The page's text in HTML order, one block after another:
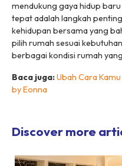
mendukung gaya hidup
tepat adalah langkah
kehidupan bersama yang
pilih rumah sesuai
berbagai kondisi rumah
Baca juga:Ubah Cara
by Eonna
Discover more